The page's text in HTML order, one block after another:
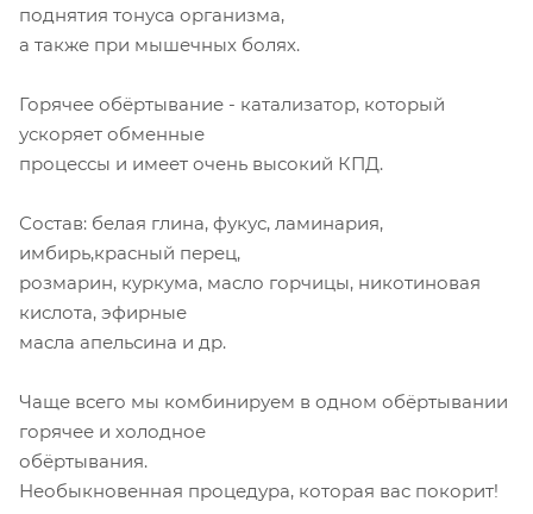
поднятия тонуса организма,
а также при мышечных болях.
Горячее обёртывание - катализатор, который
ускоряет обменные
процессы и имеет очень высокий КПД.
Состав: белая глина, фукус, ламинария,
имбирь,красный перец,
розмарин, куркума, масло горчицы, никотиновая
кислота, эфирные
масла апельсина и др.
Чаще всего мы комбинируем в одном обёртывании
горячее и холодное
обёртывания.
Необыкновенная процедура, которая вас покорит!